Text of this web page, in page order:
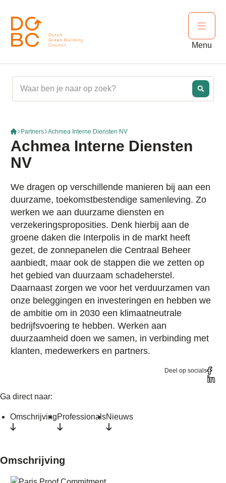
Open
Menu
Partners Achmea Interne Diensten NV
Achmea Interne Diensten
NV
We dragen op verschillende manieren bij aan een
duurzame, toekomstbestendige samenleving. Zo
werken we aan duurzame diensten en
verzekeringsproposities. Denk hierbij aan de
groene daken die Interpolis in de markt heeft
gezet, de zonnepanelen die Centraal Beheer
aanbiedt, maar ook de stappen die we zetten op
het gebied van duurzaam schadeherstel.
Daarnaast zorgen we voor het verduurzamen van
onze beleggingen en investeringen en hebben we
de ambitie om in 2030 een klimaatneutrale
bedrijfsvoering te hebben. Werken aan
duurzaamheid doen we samen, in verbinding met
klanten, medewerkers en partners.
Deel op socials
Ga direct naar:
OmschrijvingProfessionalsNieuws
Omschrijving